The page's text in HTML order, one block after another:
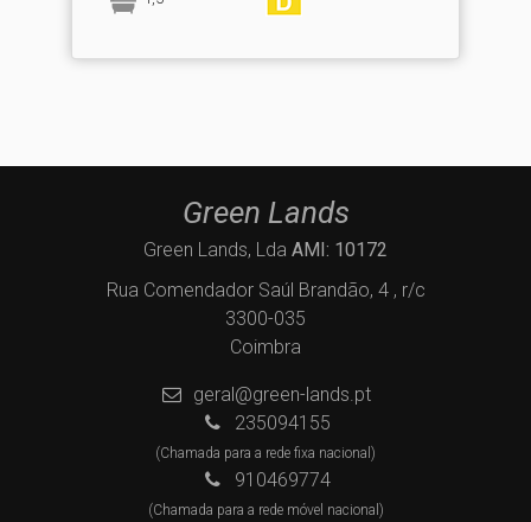
Green Lands
Green Lands, Lda AMI: 10172
Rua Comendador Saúl Brandão, 4 , r/c
3300-035
Coimbra
geral@green-lands.pt
235094155
(Chamada para a rede fixa nacional)
910469774
(Chamada para a rede móvel nacional)